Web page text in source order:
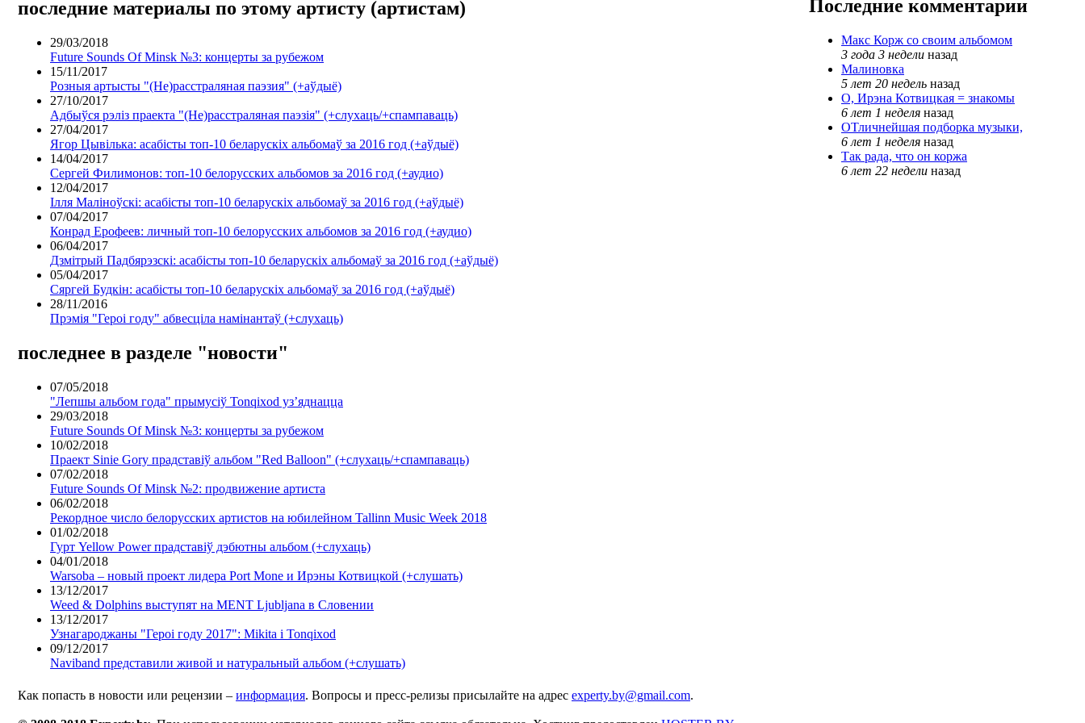
последние материалы по этому артисту (артистам)
29/03/2018
Future Sounds Of Minsk №3: концерты за рубежом
15/11/2017
Розныя артысты "(Не)расстраляная паэзия" (+аўдыё)
27/10/2017
Адбыўся рэліз праекта "(Не)расстраляная паэзія" (+слухаць/+спампаваць)
27/04/2017
Ягор Цывілька: асабісты топ-10 беларускіх альбомаў за 2016 год (+аўдыё)
14/04/2017
Сергей Филимонов: топ-10 белорусских альбомов за 2016 год (+аудио)
12/04/2017
Ілля Маліноўскі: асабісты топ-10 беларускіх альбомаў за 2016 год (+аўдыё)
07/04/2017
Конрад Ерофеев: личный топ-10 белорусских альбомов за 2016 год (+аудио)
06/04/2017
Дзмітрый Падбярэзскі: асабісты топ-10 беларускіх альбомаў за 2016 год (+аўдыё)
05/04/2017
Сяргей Будкін: асабісты топ-10 беларускіх альбомаў за 2016 год (+аўдыё)
28/11/2016
Прэмія "Героі году" абвесціла намінантаў (+слухаць)
последнее в разделе "новости"
07/05/2018
"Лепшы альбом года" прымусіў Tonqixod уз’яднацца
29/03/2018
Future Sounds Of Minsk №3: концерты за рубежом
10/02/2018
Праект Sinie Gory прадставіў альбом "Red Balloon" (+слухаць/+спампаваць)
07/02/2018
Future Sounds Of Minsk №2: продвижение артиста
06/02/2018
Рекордное число белорусских артистов на юбилейном Tallinn Music Week 2018
01/02/2018
Гурт Yellow Power прадставіў дэбютны альбом (+слухаць)
04/01/2018
Warsoba – новый проект лидера Port Mone и Ирэны Котвицкой (+слушать)
13/12/2017
Weed & Dolphins выступят на MENT Ljubljana в Словении
13/12/2017
Узнагароджаны "Героі году 2017": Mikita і Tonqixod
09/12/2017
Naviband представили живой и натуральный альбом (+слушать)
Последние комментарии
Макс Корж со своим альбомом
3 года 3 недели назад
Малиновка
5 лет 20 недель назад
О, Ирэна Котвицкая = знакомы
6 лет 1 неделя назад
ОТличнейшая подборка музыки,
6 лет 1 неделя назад
Так рада, что он коржа
6 лет 22 недели назад
Как попасть в новости или рецензии – информация. Вопросы и пресс-релизы присылайте на адрес experty.by@gmail.com.